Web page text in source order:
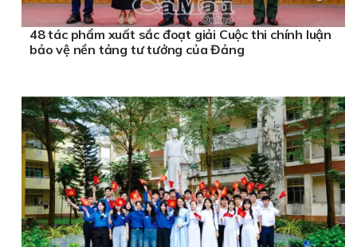
48 tác phẩm xuất sắc đoạt giải Cuộc thi chính luận
bảo vệ nền tảng tư tưởng của Đảng